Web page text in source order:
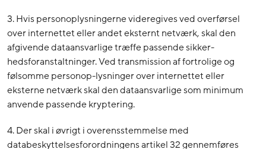
3. Hvis personoplysningerne videregives ved overførsel
over internettet eller andet eksternt netværk, skal den
afgivende dataansvarlige træffe passende sikker-
hedsforanstaltninger. Ved transmission af fortrolige og
følsomme personop-lysninger over internettet eller
eksterne netværk skal den dataansvarlige som minimum
anvende passende kryptering.
4. Der skal i øvrigt i overensstemmelse med
databeskyttelsesforordningens artikel 32 gennemføres